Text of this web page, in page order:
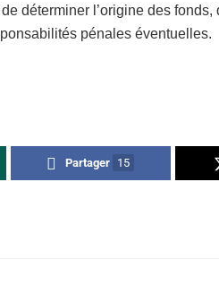
déterminer l’origine des
pénales éventuelles.
Partager 15